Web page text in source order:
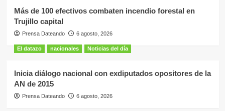
Más de 100 efectivos combaten incendio forestal en
Trujillo capital
Prensa Dateando 6 agosto, 2026
El datazo nacionales Noticias del día
Inicia diálogo nacional con exdiputados opositores de la
AN de 2015
Prensa Dateando 6 agosto, 2026